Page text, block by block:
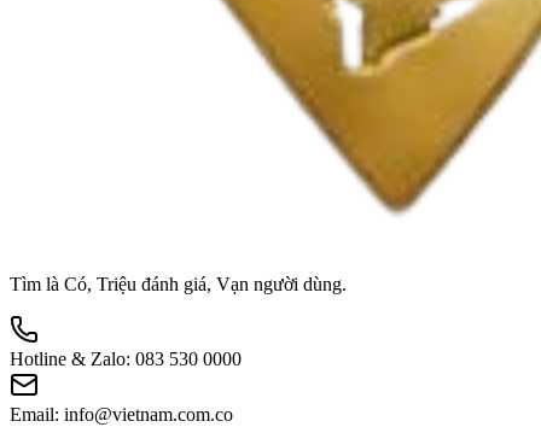
Tìm là Có, Triệu đánh giá, Vạn người dùng.
Hotline & Zalo: 083 530 0000
Email: info@vietnam.com.co